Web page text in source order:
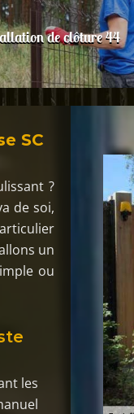
de clôture 44
SC
?
de soi,
un
ou
les